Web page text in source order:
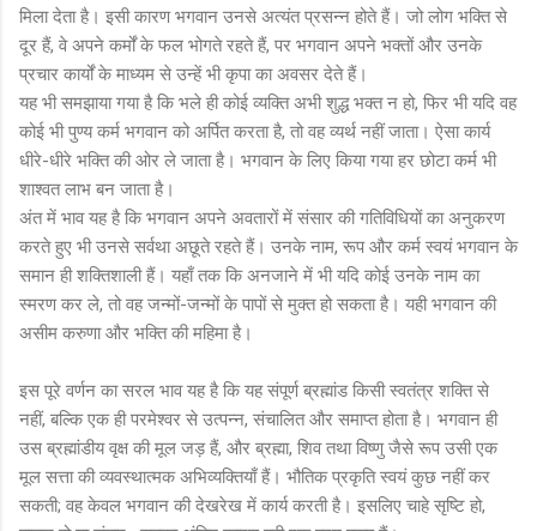
मिला देता है। इसी कारण भगवान उनसे अत्यंत प्रसन्न होते हैं। जो लोग भक्ति से
दूर हैं, वे अपने कर्मों के फल भोगते रहते हैं, पर भगवान अपने भक्तों और उनके
प्रचार कार्यों के माध्यम से उन्हें भी कृपा का अवसर देते हैं।
यह भी समझाया गया है कि भले ही कोई व्यक्ति अभी शुद्ध भक्त न हो, फिर भी यदि वह
कोई भी पुण्य कर्म भगवान को अर्पित करता है, तो वह व्यर्थ नहीं जाता। ऐसा कार्य
धीरे-धीरे भक्ति की ओर ले जाता है। भगवान के लिए किया गया हर छोटा कर्म भी
शाश्वत लाभ बन जाता है।
अंत में भाव यह है कि भगवान अपने अवतारों में संसार की गतिविधियों का अनुकरण
करते हुए भी उनसे सर्वथा अछूते रहते हैं। उनके नाम, रूप और कर्म स्वयं भगवान के
समान ही शक्तिशाली हैं। यहाँ तक कि अनजाने में भी यदि कोई उनके नाम का
स्मरण कर ले, तो वह जन्मों-जन्मों के पापों से मुक्त हो सकता है। यही भगवान की
असीम करुणा और भक्ति की महिमा है।
इस पूरे वर्णन का सरल भाव यह है कि यह संपूर्ण ब्रह्मांड किसी स्वतंत्र शक्ति से
नहीं, बल्कि एक ही परमेश्वर से उत्पन्न, संचालित और समाप्त होता है। भगवान ही
उस ब्रह्मांडीय वृक्ष की मूल जड़ हैं, और ब्रह्मा, शिव तथा विष्णु जैसे रूप उसी एक
मूल सत्ता की व्यवस्थात्मक अभिव्यक्तियाँ हैं। भौतिक प्रकृति स्वयं कुछ नहीं कर
सकती; वह केवल भगवान की देखरेख में कार्य करती है। इसलिए चाहे सृष्टि हो,